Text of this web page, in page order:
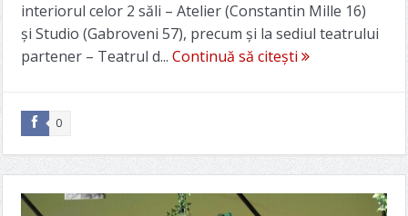
interiorul celor 2 săli – Atelier (Constantin Mille 16)
și Studio (Gabroveni 57), precum și la sediul teatrului
partener – Teatrul d... Continuă să citești
0